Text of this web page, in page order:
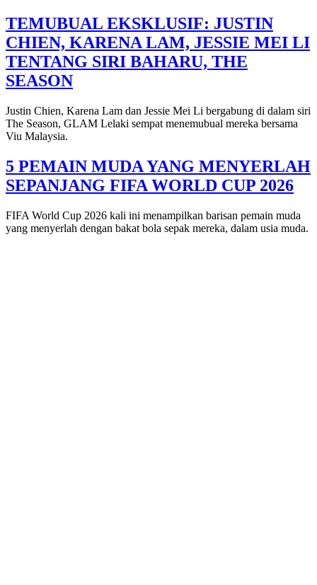
TEMUBUAL EKSKLUSIF: JUSTIN
CHIEN, KARENA LAM, JESSIE MEI LI
TENTANG SIRI BAHARU, THE
SEASON
Justin Chien, Karena Lam dan Jessie Mei Li bergabung di dalam siri
The Season, GLAM Lelaki sempat menemubual mereka bersama
Viu Malaysia.
5 PEMAIN MUDA YANG MENYERLAH
SEPANJANG FIFA WORLD CUP 2026
FIFA World Cup 2026 kali ini menampilkan barisan pemain muda
yang menyerlah dengan bakat bola sepak mereka, dalam usia muda.